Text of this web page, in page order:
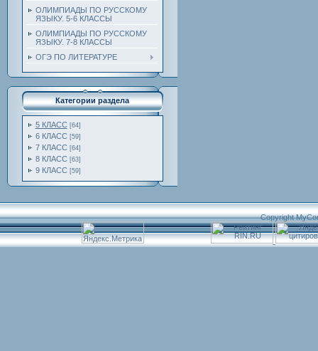
ОЛИМПИАДЫ ПО РУССКОМУ
ЯЗЫКУ. 5-6 КЛАССЫ
ОЛИМПИАДЫ ПО РУССКОМУ
ЯЗЫКУ. 7-8 КЛАССЫ
ОГЭ ПО ЛИТЕРАТУРЕ
Категории раздела
5 КЛАСС [64]
6 КЛАСС [59]
7 КЛАСС [64]
8 КЛАСС [63]
9 КЛАСС [59]
Copyright